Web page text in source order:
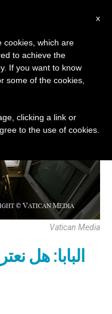
Vatican Media
البابا: هل
x
cookies, which are
to achieve the
If you want to know
some of the cookies,
clicking a link or
to the use of cookies.